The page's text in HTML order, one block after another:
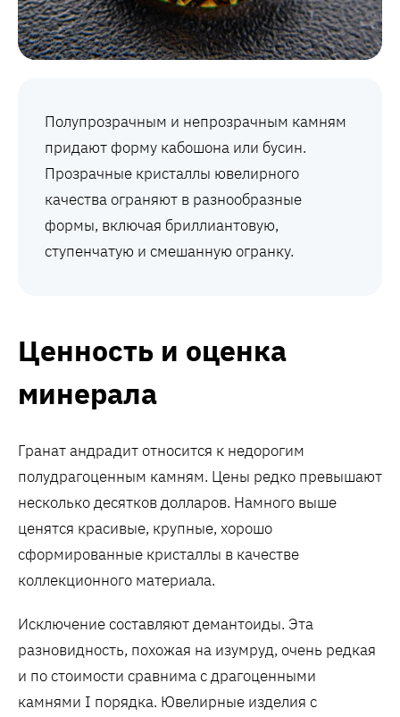
Полупрозрачным и непрозрачным камням
придают форму кабошона или бусин.
Прозрачные кристаллы ювелирного
качества ограняют в разнообразные
формы, включая бриллиантовую,
ступенчатую и смешанную огранку.
Ценность и оценка
минерала
Гранат андрадит относится к недорогим
полудрагоценным камням. Цены редко превышают
несколько десятков долларов. Намного выше
ценятся красивые, крупные, хорошо
сформированные кристаллы в качестве
коллекционного материала.
Исключение составляют демантоиды. Эта
разновидность, похожая на изумруд, очень редкая
и по стоимости сравнима с драгоценными
камнями I порядка. Ювелирные изделия с